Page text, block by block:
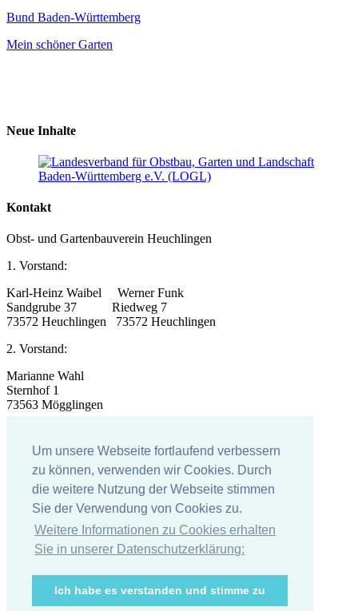
Um unsere Webseite fortlaufend verbessern
zu können, verwenden wir Cookies. Durch
die weitere Nutzung der Webseite stimmen
Sie der Verwendung von Cookies zu.
Weitere Informationen zu Cookies erhalten
Sie in unserer Datenschutzerklärung:
Ich habe es verstanden und stimme zu
Bund Baden-Württemberg
Mein schöner Garten
Neue Inhalte
Kontakt
Obst- und Gartenbauverein Heuchlingen
1. Vorstand:
Karl-Heinz Waibel Werner Funk
Sandgrube 37 Riedweg 7
73572 Heuchlingen 73572 Heuchlingen
2. Vorstand:
Marianne Wahl
Sternhof 1
73563 Mögglingen
Impressum
Datenschutzerklärung